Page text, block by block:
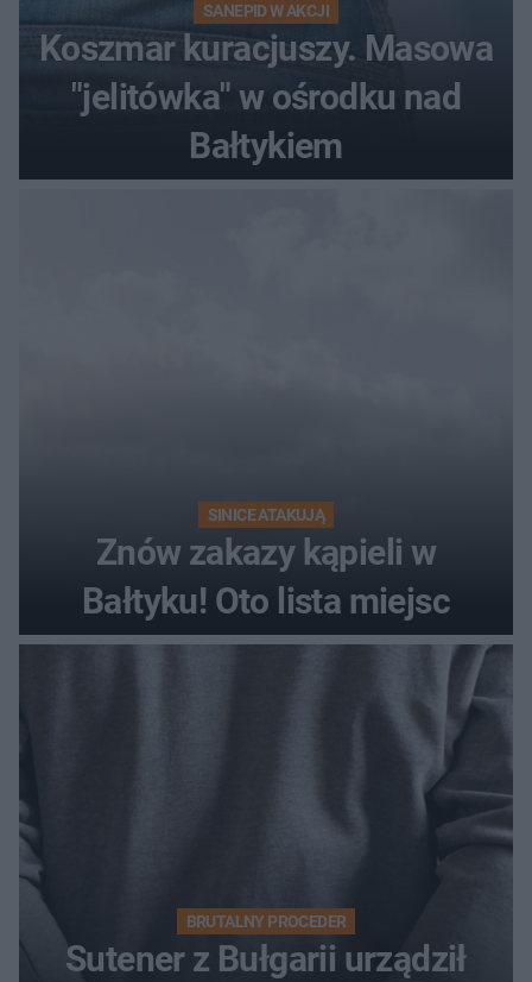
SANEPID W AKCJI
Koszmar kuracjuszy. Masowa
"jelitówka" w ośrodku nad
Bałtykiem
SINICE ATAKUJĄ
Znów zakazy kąpieli w
Bałtyku! Oto lista miejsc
BRUTALNY PROCEDER
Sutener z Bułgarii urządził